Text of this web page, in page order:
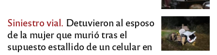
Siniestro vial. Detuvieron al esposo
de la mujer que murió tras el
supuesto estallido de un celular en